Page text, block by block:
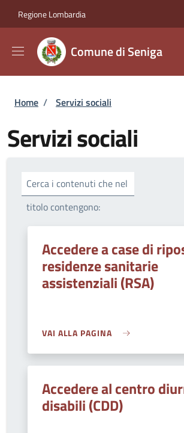
Regione Lombardia
Comune di Seniga
Briciole di pane
Home / Servizi sociali
Servizi sociali
Cerca i contenuti che nel
titolo contengono:
Accedere a case di
residenze sanitarie
assistenziali (RSA)
VAI ALLA PAGINA
Accedere al centro
disabili (CDD)